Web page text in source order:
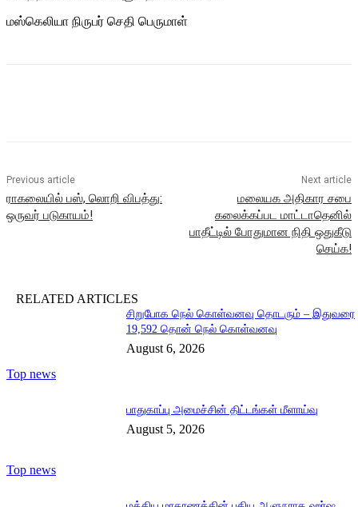
மஸ்கெலியா நிருபர் செதி பெருமாள்
Previous article
ராகலையில் பஸ், லொறி விபத்து:
ஒருவர் படுகாயம்!
Next article
மலையக அதிகார சபை
கலைக்கப்பட மாட்டாதெனில்
பாதீட்டில் போதுமான நிதி ஒதுகீடு
செய்க!
RELATED ARTICLES
Top news
சிறுபோக நெல் கொள்வனவு தொடரும் – இதுவரை
19,592 தொன் நெல் கொள்வனவு
August 6, 2026
Top news
பாதுகாப்பு அமைச்சின் திட்டங்கள் மீளாய்வு
August 5, 2026